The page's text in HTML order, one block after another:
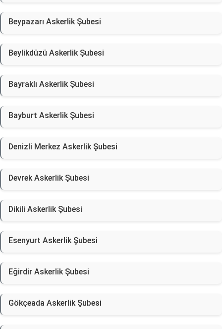
Beypazarı Askerlik Şubesi
Beylikdüzü Askerlik Şubesi
Bayraklı Askerlik Şubesi
Bayburt Askerlik Şubesi
Denizli Merkez Askerlik Şubesi
Devrek Askerlik Şubesi
Dikili Askerlik Şubesi
Esenyurt Askerlik Şubesi
Eğirdir Askerlik Şubesi
Gökçeada Askerlik Şubesi